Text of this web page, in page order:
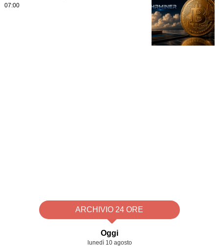
07:00
ARCHIVIO 24 ORE
Oggi
lunedì 10 agosto